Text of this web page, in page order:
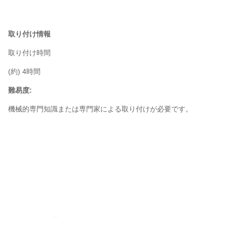
取り付け情報
取り付け時間
(約) 4時間
難易度:
機械的専門知識または専門家による取り付けが必要です。